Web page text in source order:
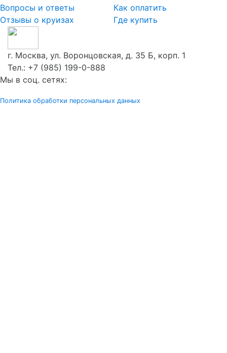
Вопросы и ответы
Отзывы о круизах
Как оплатить
Где купить
г. Москва, ул. Воронцовская, д. 35 Б, корп. 1
Тел.: +7 (985) 199-0-888
Мы в соц. сетях:
Политика обработки персональных данных